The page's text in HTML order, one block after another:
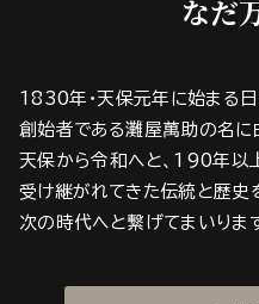
なだ
1830年・天保元年に始まる
創始者である灘屋萬助の名に
天保から令和へと、190年以
受け継がれてきた伝統と歴史
次の時代へと繋げてまいります